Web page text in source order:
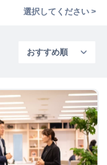
選択してください >